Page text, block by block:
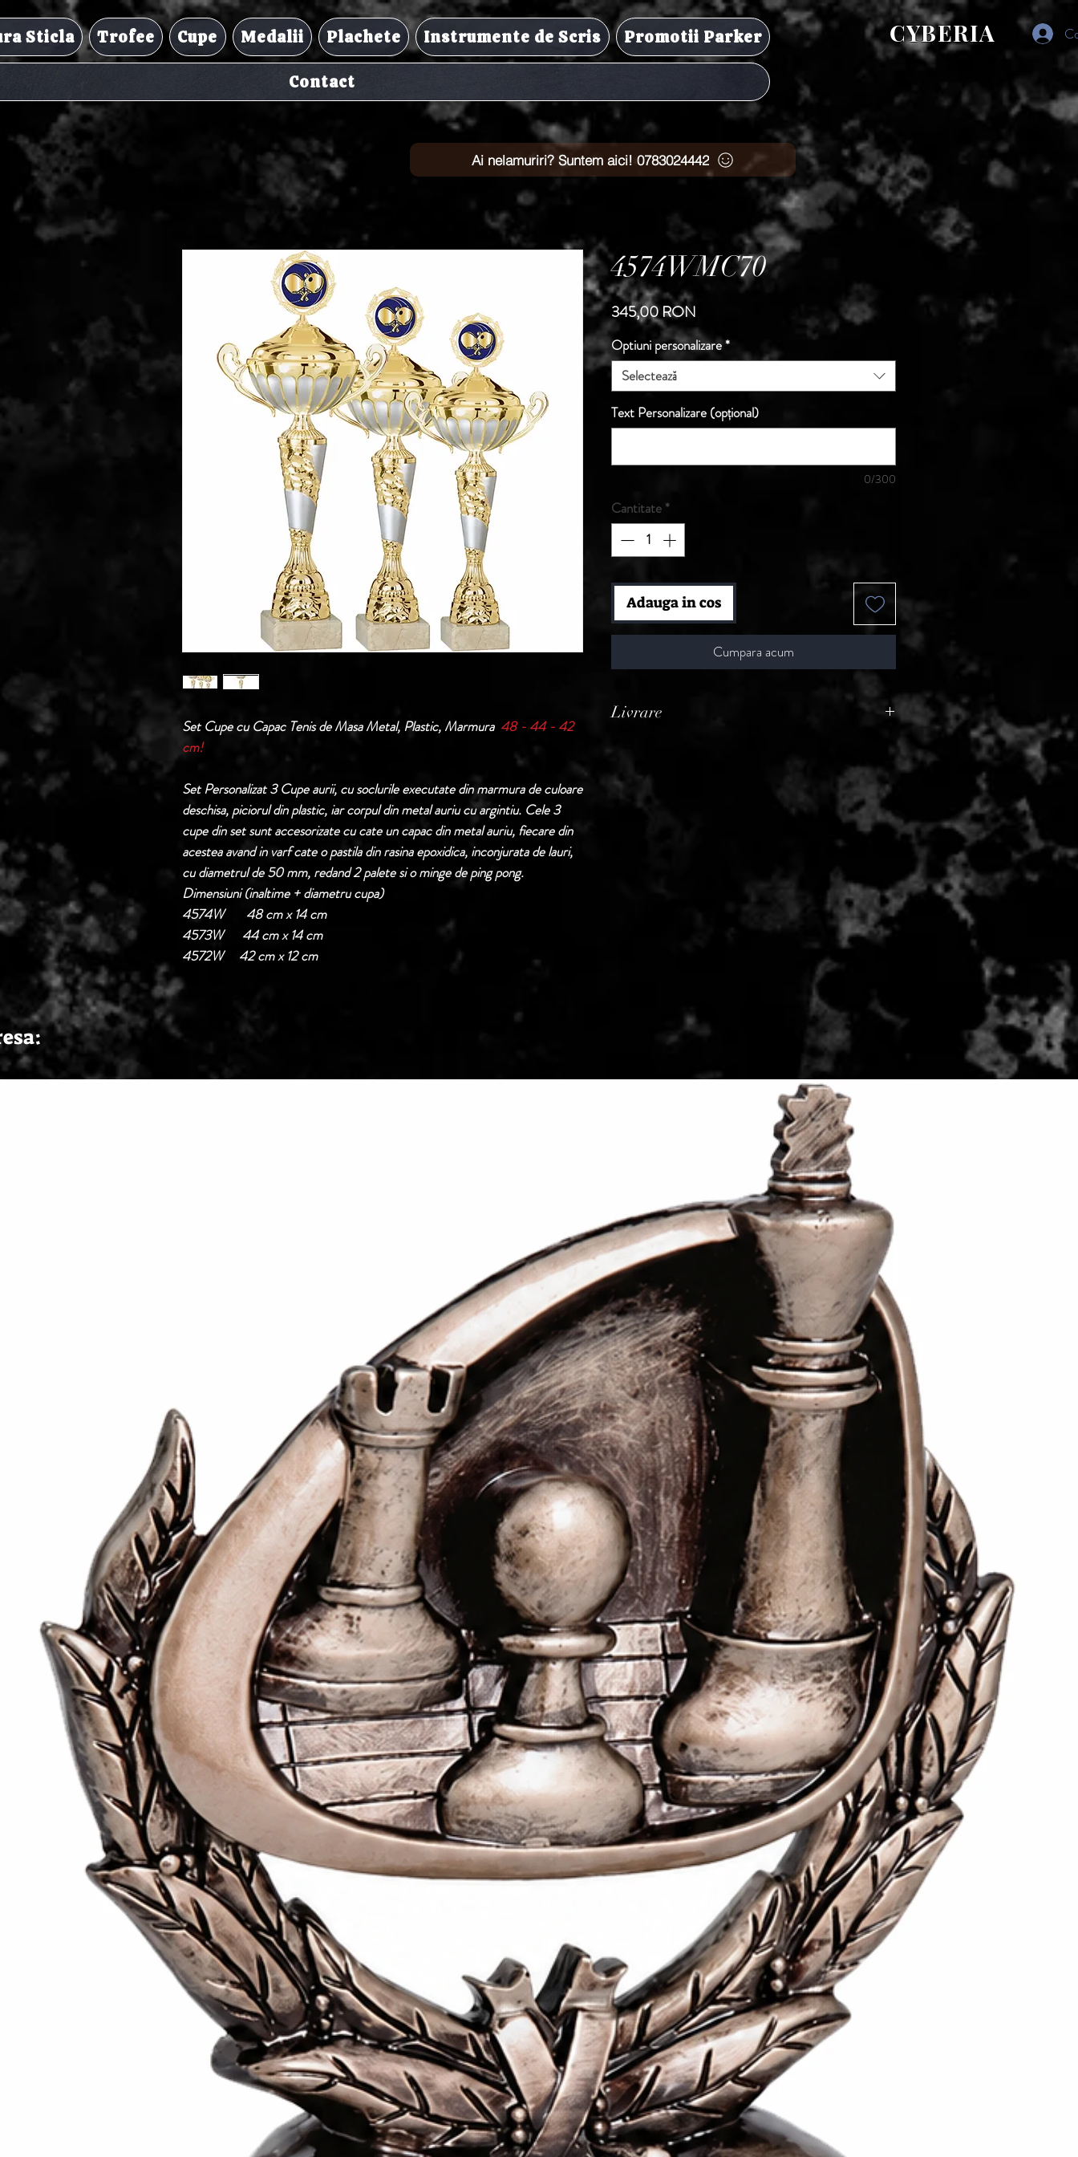
Sticla Trofee Cupe Medalii Plachete Instrumente de Scris Promotii Parker
Contact
CYBERIA
Ai nelamuriri? Suntem aici! 0783024442
Set Cupe cu Capac Tenis de Masa Metal, Plastic, Marmura 48 - 44 - 42
cm!
Set Personalizat 3 Cupe aurii, cu soclurile executate din marmura de culoare
deschisa, piciorul din plastic, iar corpul din metal auriu cu argintiu. Cele 3
cupe din set sunt accesorizate cu cate un capac din metal auriu, fiecare din
acestea avand in varf cate o pastila din rasina epoxidica, inconjurata de lauri,
cu diametrul de 50 mm, redand 2 palete si o minge de ping pong.
Dimensiuni (inaltime + diametru cupa)
4574W 48 cm x 14 cm
4573W 44 cm x 14 cm
4572W 42 cm x 12 cm
4574WMC70
345,00 RON
Optiuni personalizare*
Selectează
Text Personalizare (opțional)
0/300
Cantitate *
Adauga in cos
Cumpara acum
Livrare